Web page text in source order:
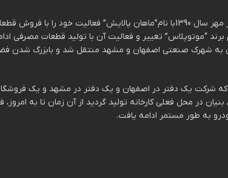
شرکت ماهان پالایش زاگرس در مهر سال 1390با نام”ماهان پالایش”
شهرک صنعتی اصفهان و مشهد منتقل شد و بابزرگ شدن
آن شد که شرکت یک دفتر در اصفهان و یک دفتر در مشهد و یک
در محل فعلی کارخانه تولید گردید از آن زمان تا به
به طور مستمر ادامه یافت.